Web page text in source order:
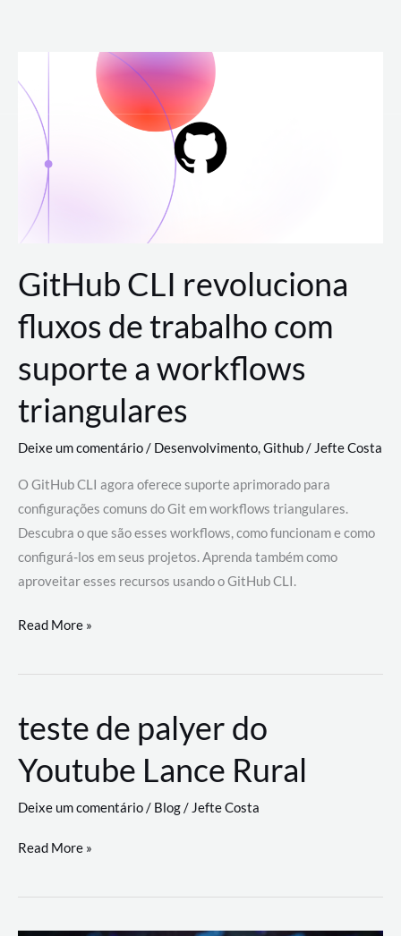
para
conteúdo
GitHub CLI revoluciona
fluxos de trabalho com
suporte a workflows
triangulares
Deixe um comentário/ Desenvolvimento,Github/ Jefte Costa
O GitHub CLI agora oferece suporte aprimorado para
configurações comuns do Git em workflows triangulares.
Descubra o que são esses workflows, como funcionam e como
configurá-los em seus projetos. Aprenda também como
aproveitar esses recursos usando o GitHub CLI.
GitHub
revoluciona
de
trabalho
com
a
workflows
Read More »
teste de palyer do
Youtube Lance Rural
Deixe um comentário/ Blog/ Jefte Costa
teste
palyer
Read More »